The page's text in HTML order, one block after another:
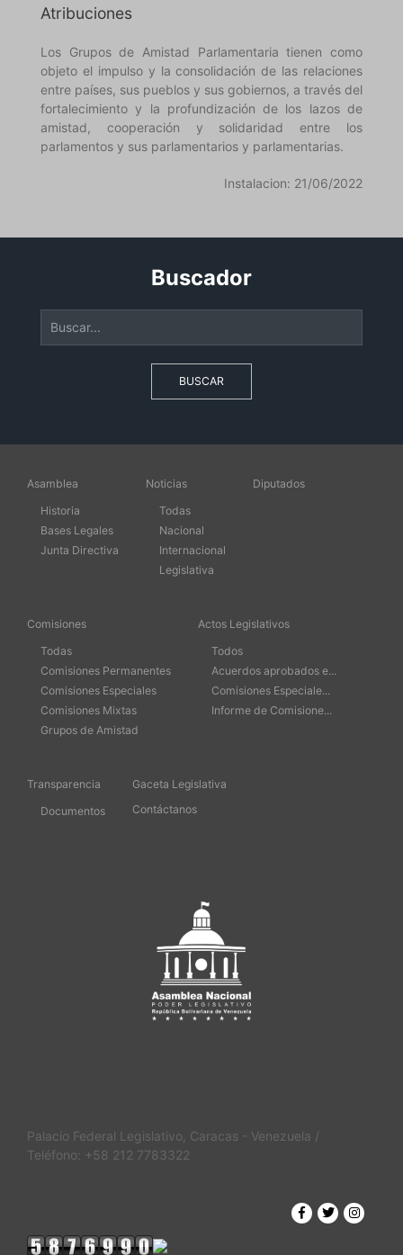
Atribuciones
Los Grupos de Amistad Parlamentaria tienen como
objeto el impulso y la consolidación de las relaciones
entre países, sus pueblos y sus gobiernos, a través del
fortalecimiento y la profundización de los lazos de
amistad, cooperación y solidaridad entre los
parlamentos y sus parlamentarios y parlamentarias.
Instalacion: 21/06/2022
Buscador
BUSCAR
Asamblea
Historia
Bases Legales
Junta Directiva
Noticias
Todas
Nacional
Internacional
Legislativa
Diputados
Comisiones
Todas
Comisiones Permanentes
Comisiones Especiales
Comisiones Mixtas
Grupos de Amistad
Actos Legislativos
Todos
Acuerdos aprobados e...
Comisiones Especiale...
Informe de Comisione...
Transparencia
Documentos
Gaceta Legislativa
Contáctanos
Palacio Federal Legislativo, Caracas - Venezuela /
Teléfono: +58 212 7783322